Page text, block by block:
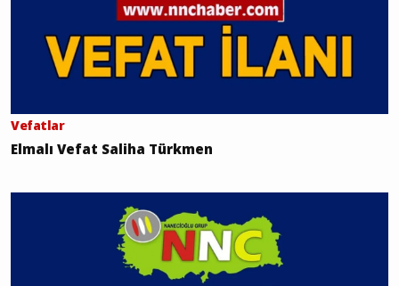
Vefatlar
Elmalı Vefat Saliha Türkmen